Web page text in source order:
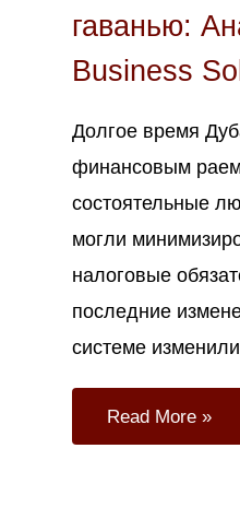
гаванью:
Business
Долгое время
финансовым
состоятельные
могли
налоговые
последние
системе
Read More »